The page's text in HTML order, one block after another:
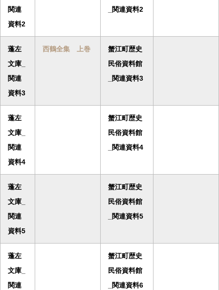
関連
資料2
_関連資料2
蓬左
文庫_
関連
資料3
西鶴全集 上巻
蟹江町歴史
民俗資料館
_関連資料3
蓬左
文庫_
関連
資料4
蟹江町歴史
民俗資料館
_関連資料4
蓬左
文庫_
関連
資料5
蟹江町歴史
民俗資料館
_関連資料5
蓬左
文庫_
関連
蟹江町歴史
民俗資料館
_関連資料6